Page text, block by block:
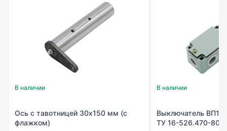
В наличии
Ось с тавотницей 30х150 мм (с
флажком)
В наличии
Выключатель
ТУ 16-526.470-80